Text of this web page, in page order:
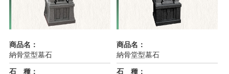
商品名：
納骨堂型墓石
石 種：
商品名：
納骨堂型墓石
石 種：